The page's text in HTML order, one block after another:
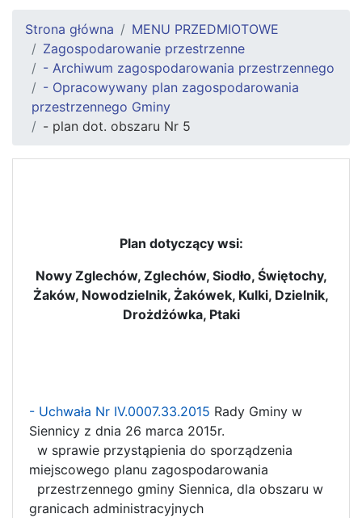
Strona główna
MENU PRZEDMIOTOWE
Zagospodarowanie przestrzenne
- Archiwum zagospodarowania przestrzennego
- Opracowywany plan zagospodarowania
przestrzennego Gminy
- plan dot. obszaru Nr 5
Plan dotyczący wsi:
Nowy Zglechów, Zglechów, Siodło, Świętochy,
Żaków, Nowodzielnik, Żakówek, Kulki, Dzielnik,
Drożdżówka, Ptaki
- Uchwała Nr IV.0007.33.2015 Rady Gminy w
Siennicy z dnia 26 marca 2015r.
w sprawie przystąpienia do sporządzenia
miejscowego planu zagospodarowania
przestrzennego gminy Siennica, dla obszaru w
granicach administracyjnych